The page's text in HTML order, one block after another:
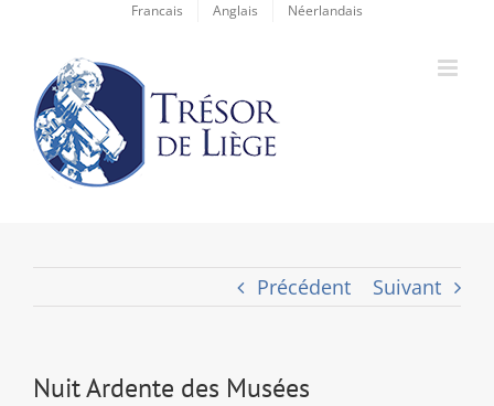
contenu
Francais Anglais Néerlandais
Précédent Suivant
Nuit Ardente des Musées